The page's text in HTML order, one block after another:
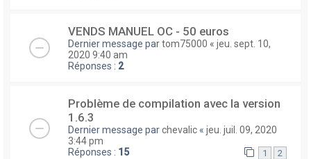
VENDS MANUEL OC - 50 euros
Dernier message partom75000 « jeu. sept. 10,
2020 9:40 am
Réponses : 2
Problème de compilation avec la version
1.6.3
Dernier message parchevalic « jeu. juil. 09, 2020
3:44 pm
Réponses : 15 1 2